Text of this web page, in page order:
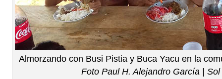
Almorzando con Busi Pistia y Buca Yacu en la
Foto Paul H. Alejandro García |